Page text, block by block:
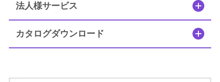
法人様サービス
カタログダウンロード